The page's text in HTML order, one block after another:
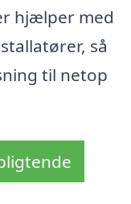
hjælper med
så
til netop